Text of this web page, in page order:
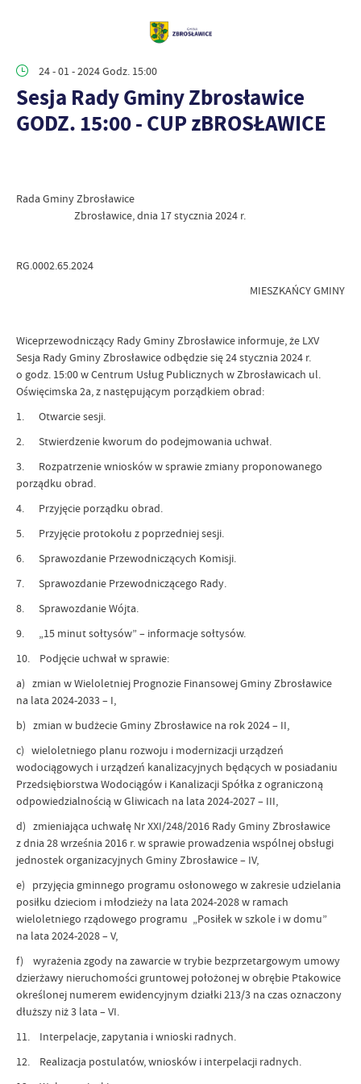
24 - 01 - 2024 Godz. 15:00
Sesja Rady Gminy Zbrosławice
GODZ. 15:00 - CUP zBROSŁAWICE
Rada Gminy Zbrosławice
Zbrosławice, dnia 17 stycznia 2024 r.
RG.0002.65.2024
MIESZKAŃCY GMINY
Wiceprzewodniczący Rady Gminy Zbrosławice informuje, że LXV
Sesja Rady Gminy Zbrosławice odbędzie się 24 stycznia 2024 r.
o godz. 15:00 w Centrum Usług Publicznych w Zbrosławicach ul.
Oświęcimska 2a, z następującym porządkiem obrad:
1. Otwarcie sesji.
2. Stwierdzenie kworum do podejmowania uchwał.
3. Rozpatrzenie wniosków w sprawie zmiany proponowanego
porządku obrad.
4. Przyjęcie porządku obrad.
5. Przyjęcie protokołu z poprzedniej sesji.
6. Sprawozdanie Przewodniczących Komisji.
7. Sprawozdanie Przewodniczącego Rady.
8. Sprawozdanie Wójta.
9. „15 minut sołtysów” – informacje sołtysów.
10. Podjęcie uchwał w sprawie:
a) zmian w Wieloletniej Prognozie Finansowej Gminy Zbrosławice
na lata 2024-2033 – I,
b) zmian w budżecie Gminy Zbrosławice na rok 2024 – II,
c) wieloletniego planu rozwoju i modernizacji urządzeń
wodociągowych i urządzeń kanalizacyjnych będących w posiadaniu
Przedsiębiorstwa Wodociągów i Kanalizacji Spółka z ograniczoną
odpowiedzialnością w Gliwicach na lata 2024-2027 – III,
d) zmieniająca uchwałę Nr XXI/248/2016 Rady Gminy Zbrosławice
z dnia 28 września 2016 r. w sprawie prowadzenia wspólnej obsługi
jednostek organizacyjnych Gminy Zbrosławice – IV,
e) przyjęcia gminnego programu osłonowego w zakresie udzielania
posiłku dzieciom i młodzieży na lata 2024-2028 w ramach
wieloletniego rządowego programu „Posiłek w szkole i w domu”
na lata 2024-2028 – V,
f) wyrażenia zgody na zawarcie w trybie bezprzetargowym umowy
dzierżawy nieruchomości gruntowej położonej w obrębie Ptakowice
określonej numerem ewidencyjnym działki 213/3 na czas oznaczony
dłuższy niż 3 lata – VI.
11. Interpelacje, zapytania i wnioski radnych.
12. Realizacja postulatów, wniosków i interpelacji radnych.